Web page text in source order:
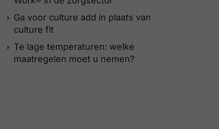
Ga voor culture add in plaats van
culture fit
Te lage temperaturen: welke
maatregelen moet u nemen?